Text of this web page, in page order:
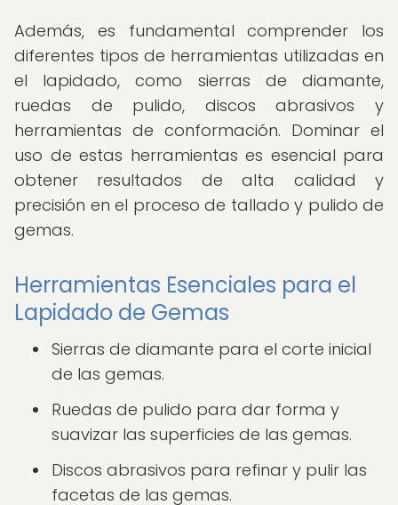
Además, es fundamental comprender los
diferentes tipos de herramientas utilizadas en
el lapidado, como sierras de diamante,
ruedas de pulido, discos abrasivos y
herramientas de conformación. Dominar el
uso de estas herramientas es esencial para
obtener resultados de alta calidad y
precisión en el proceso de tallado y pulido de
gemas.
Herramientas Esenciales para el
Lapidado de Gemas
Sierras de diamante para el corte inicial
de las gemas.
Ruedas de pulido para dar forma y
suavizar las superficies de las gemas.
Discos abrasivos para refinar y pulir las
facetas de las gemas.